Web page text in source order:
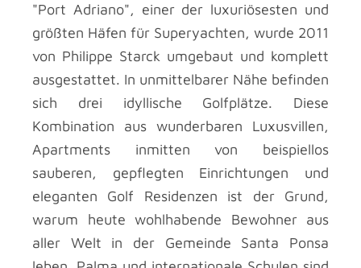
"Port Adriano", einer der luxuriösesten und
größten Häfen für Superyachten, wurde 2011
von Philippe Starck umgebaut und komplett
ausgestattet. In unmittelbarer Nähe befinden
sich drei idyllische Golfplätze. Diese
Kombination aus wunderbaren Luxusvillen,
Apartments inmitten von beispiellos
sauberen, gepflegten Einrichtungen und
eleganten Golf Residenzen ist der Grund,
warum heute wohlhabende Bewohner aus
aller Welt in der Gemeinde Santa Ponsa